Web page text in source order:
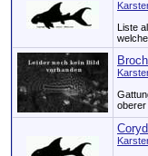
Liste
oberer